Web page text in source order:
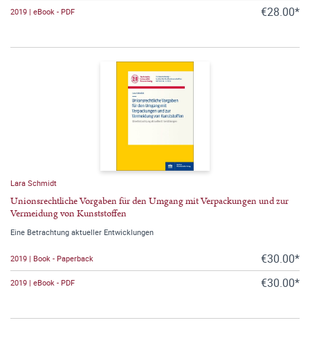
2019 | eBook - PDF €28.00*
Lara Schmidt
Unionsrechtliche Vorgaben für den Umgang mit Verpackungen und zur
Vermeidung von Kunststoffen
Eine Betrachtung aktueller Entwicklungen
2019 | Book - Paperback €30.00*
2019 | eBook - PDF €30.00*